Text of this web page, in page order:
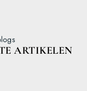
ARTIKELEN